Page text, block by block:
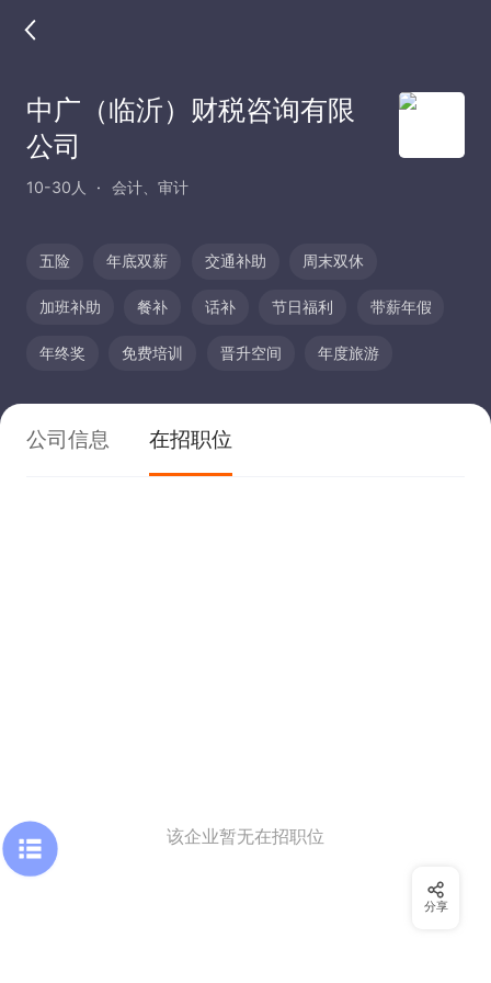
中广（临沂）财税咨询有限
公司
10-30人 会计、审计
五险 年底双薪 交通补助 周末双休
加班补助 餐补 话补 节日福利 带薪年假
年终奖 免费培训 晋升空间 年度旅游
公司信息 在招职位
该企业暂无在招职位
分享